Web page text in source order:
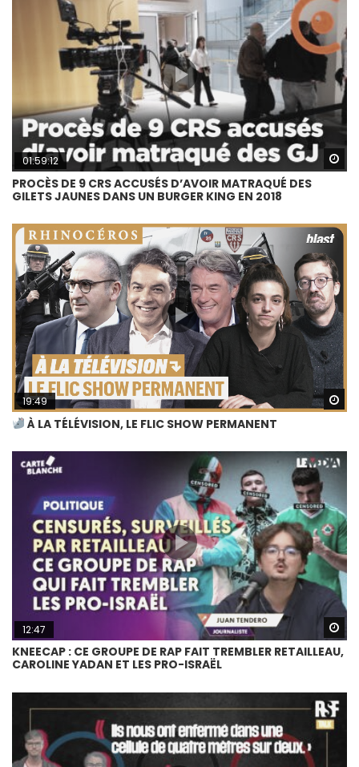
01:59:12
PROCÈS DE 9 CRS ACCUSÉS D’AVOIR MATRAQUÉ DES
GILETS JAUNES DANS UN BURGER KING EN 2018
19:49
À LA TÉLÉVISION, LE FLIC SHOW PERMANENT
12:47
KNEECAP : CE GROUPE DE RAP FAIT TREMBLER RETAILLEAU,
CAROLINE YADAN ET LES PRO-ISRAËL